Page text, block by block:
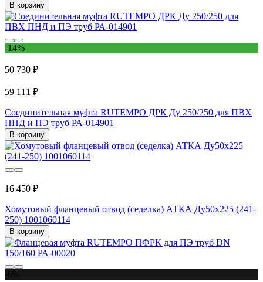
В корзину
-14%
50 730 ₽
59 111 ₽
Соединительная муфта RUTEMPО ДРК Ду 250/250 для ПВХ
ПНД и ПЭ труб РА-014901
В корзину
16 450 ₽
Хомутовый фланцевый отвод (седелка) АТКА Ду50x225 (241-
250) 1001060114
В корзину